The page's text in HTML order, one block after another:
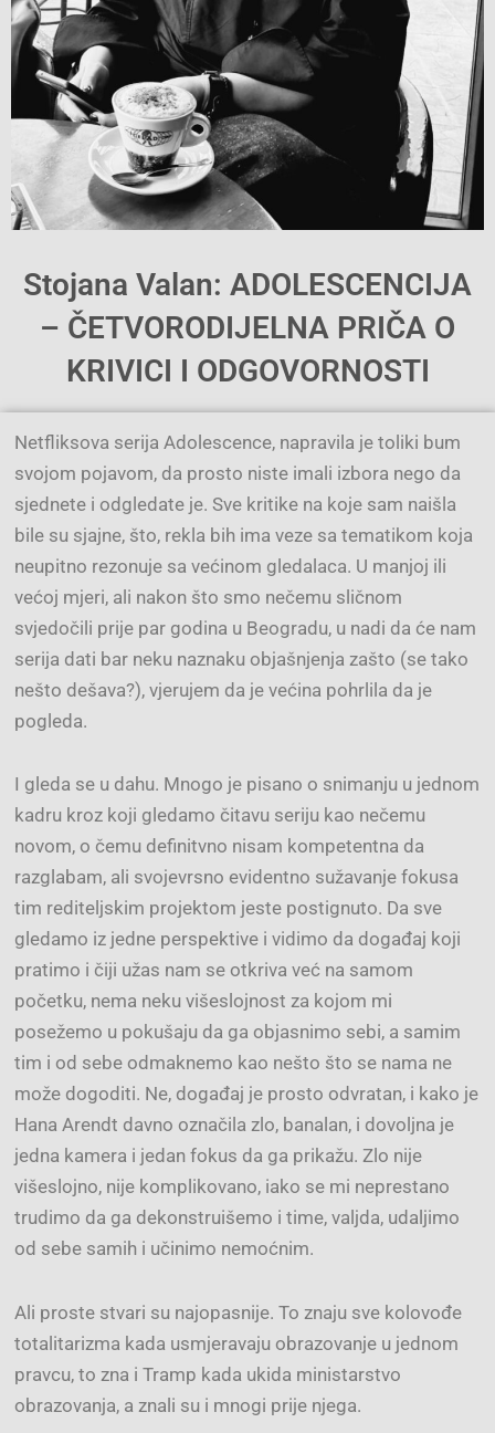
Stojana Valan: ADOLESCENCIJA
– ČETVORODIJELNA PRIČA O
KRIVICI I ODGOVORNOSTI
Netfliksova serija Adolescence, napravila je toliki bum
svojom pojavom, da prosto niste imali izbora nego da
sjednete i odgledate je. Sve kritike na koje sam naišla
bile su sjajne, što, rekla bih ima veze sa tematikom koja
neupitno rezonuje sa većinom gledalaca. U manjoj ili
većoj mjeri, ali nakon što smo nečemu sličnom
svjedočili prije par godina u Beogradu, u nadi da će nam
serija dati bar neku naznaku objašnjenja zašto (se tako
nešto dešava?), vjerujem da je većina pohrlila da je
pogleda.
I gleda se u dahu. Mnogo je pisano o snimanju u jednom
kadru kroz koji gledamo čitavu seriju kao nečemu
novom, o čemu definitvno nisam kompetentna da
razglabam, ali svojevrsno evidentno sužavanje fokusa
tim rediteljskim projektom jeste postignuto. Da sve
gledamo iz jedne perspektive i vidimo da događaj koji
pratimo i čiji užas nam se otkriva već na samom
početku, nema neku višeslojnost za kojom mi
posežemo u pokušaju da ga objasnimo sebi, a samim
tim i od sebe odmaknemo kao nešto što se nama ne
može dogoditi. Ne, događaj je prosto odvratan, i kako je
Hana Arendt davno označila zlo, banalan, i dovoljna je
jedna kamera i jedan fokus da ga prikažu. Zlo nije
višeslojno, nije komplikovano, iako se mi neprestano
trudimo da ga dekonstruišemo i time, valjda, udaljimo
od sebe samih i učinimo nemoćnim.
Ali proste stvari su najopasnije. To znaju sve kolovođe
totalitarizma kada usmjeravaju obrazovanje u jednom
pravcu, to zna i Tramp kada ukida ministarstvo
obrazovanja, a znali su i mnogi prije njega.